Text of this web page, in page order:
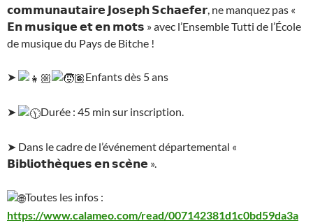
𝗰𝗼𝗺𝗺𝘂𝗻𝗮𝘂𝘁𝗮𝗶𝗿𝗲 𝗝𝗼𝘀𝗲𝗽𝗵 𝗦𝗰𝗵𝗮𝗲𝗳𝗲𝗿, ne manquez pas «
𝗘𝗻 𝗺𝘂𝘀𝗶𝗾𝘂𝗲 𝗲𝘁 𝗲𝗻 𝗺𝗼𝘁𝘀 » avec l’Ensemble Tutti de l’École
de musique du Pays de Bitche !
➤ Enfants dès 5 ans
➤ Durée : 45 min sur inscription.
➤ Dans le cadre de l’événement départemental «
𝗕𝗶𝗯𝗹𝗶𝗼𝘁𝗵𝗲̀𝗾𝘂𝗲𝘀 𝗲𝗻 𝘀𝗰𝗲̀𝗻𝗲 ».
Toutes les infos :
https://www.calameo.com/read/007142381d1c0bd59da3a